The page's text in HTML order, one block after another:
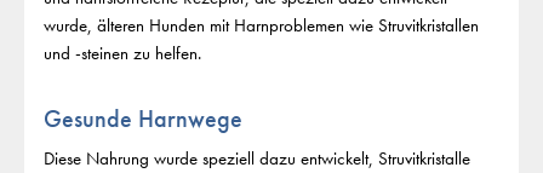
wurde, älteren Hunden mit Harnproblemen wie Struvitkristallen
und -steinen zu helfen.
Gesunde Harnwege
Diese Nahrung wurde speziell dazu entwickelt, Struvitkristalle